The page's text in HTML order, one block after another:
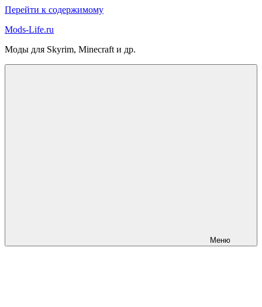
Перейти к содержимому
Mods-Life.ru
Моды для Skyrim, Minecraft и др.
Меню